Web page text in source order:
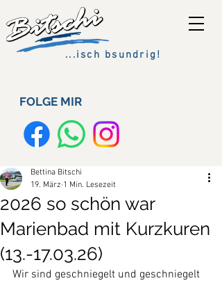
...isch bsundrig!
FOLGE MIR
2026 so schön war
Marienbad mit Kurzkuren
(13.-17.03.26)
Bettina Bitschi
19. März 1 Min. Lesezeit
Wir sind geschniegelt und geschniegelt